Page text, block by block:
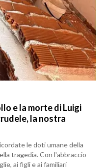
e la morte di Luigi
la nostra
le doti umane della
tragedia. Con l'abbraccio
ai figli e ai familiari